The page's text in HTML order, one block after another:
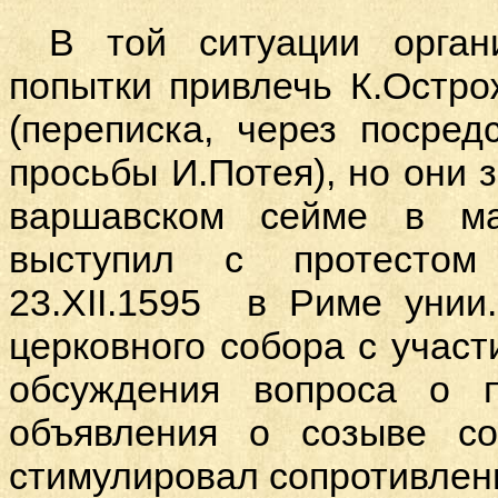
В той ситуации
попытки привлечь
(переписка, через
просьбы И.Потея), но они
варшавском сейме в
выступил с
23.XII.1595 в Риме
церковного собора с
обсуждения вопроса о
объявления о созыве
стимулировал